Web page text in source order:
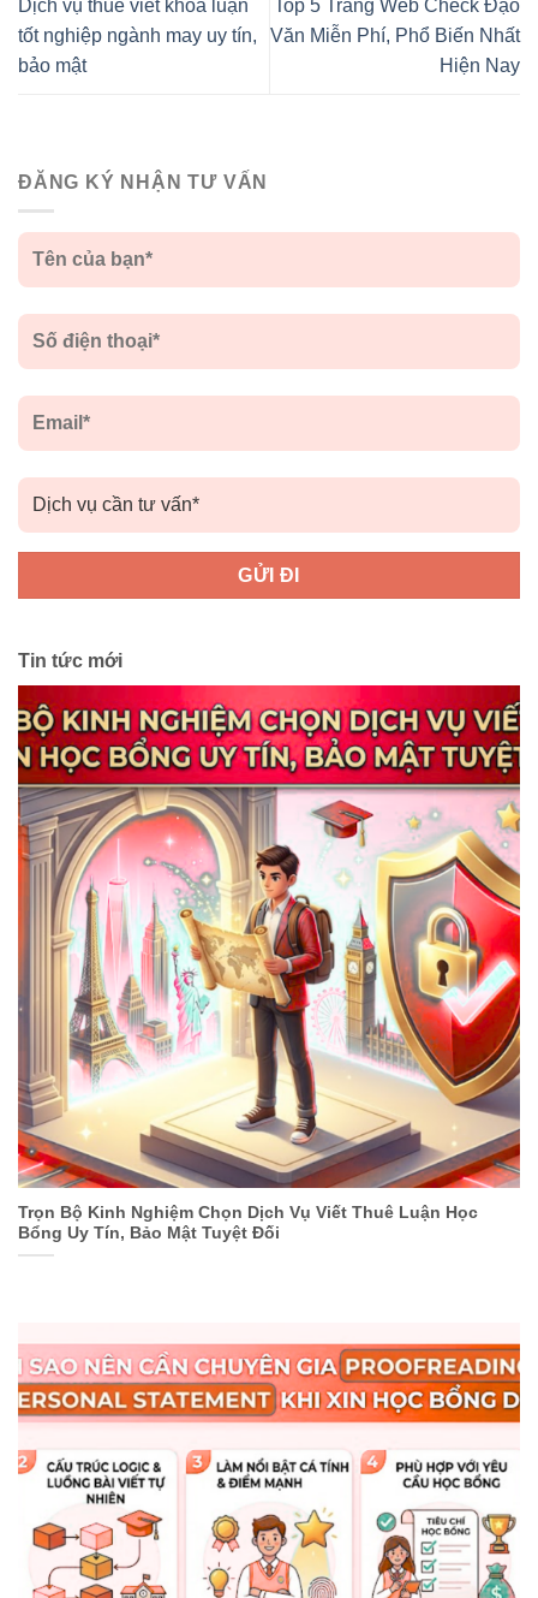
Dịch vụ thuê viết khoá luận
tốt nghiệp ngành may uy tín,
bảo mật
Top 5 Trang Web Check Đạo
Văn Miễn Phí, Phổ Biến Nhất
Hiện Nay
ĐĂNG KÝ NHẬN TƯ VẤN
Tin tức mới
Trọn Bộ Kinh Nghiệm Chọn Dịch Vụ Viết Thuê Luận Học
Bổng Uy Tín, Bảo Mật Tuyệt Đối